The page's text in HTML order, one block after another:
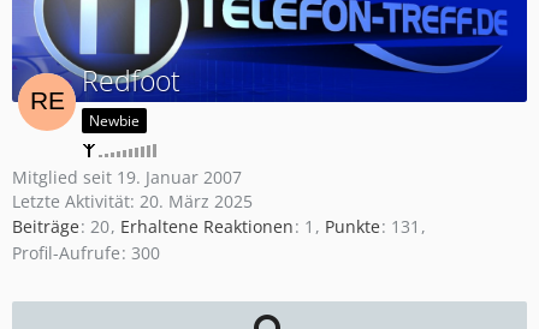
Redfoot
Newbie
Mitglied seit 19. Januar 2007
Letzte Aktivität: 20. März 2025
Beiträge 20 Erhaltene Reaktionen 1 Punkte 131
Profil-Aufrufe 300